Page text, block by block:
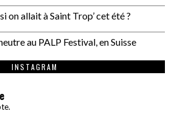
on allait à Saint Trop’ cet été ?
au PALP Festival, en Suisse
INSTAGRAM